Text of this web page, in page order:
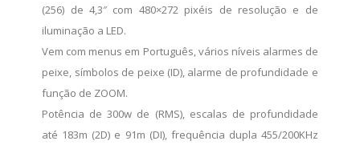
(256) de 4,3″ com 480×272 pixéis de resolução e de
iluminação a LED.
Vem com menus em Português, vários níveis alarmes de
peixe, símbolos de peixe (ID), alarme de profundidade e
função de ZOOM.
Potência de 300w de (RMS), escalas de profundidade
até 183m (2D) e 91m (DI), frequência dupla 455/200KHz